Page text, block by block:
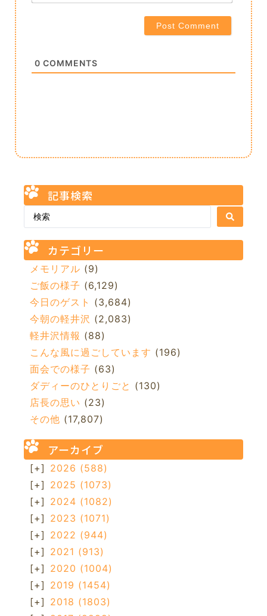
0 COMMENTS
記事検索
カテゴリー
メモリアル (9)
ご飯の様子 (6,129)
今日のゲスト (3,684)
今朝の軽井沢 (2,083)
軽井沢情報 (88)
こんな風に過ごしています (196)
面会での様子 (63)
ダディーのひとりごと (130)
店長の思い (23)
その他 (17,807)
アーカイブ
[+] 2026 (588)
[+] 2025 (1073)
[+] 2024 (1082)
[+] 2023 (1071)
[+] 2022 (944)
[+] 2021 (913)
[+] 2020 (1004)
[+] 2019 (1454)
[+] 2018 (1803)